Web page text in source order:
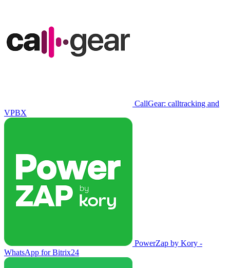
CallGear: calltracking and
VPBX
PowerZap by Kory -
WhatsApp for Bitrix24